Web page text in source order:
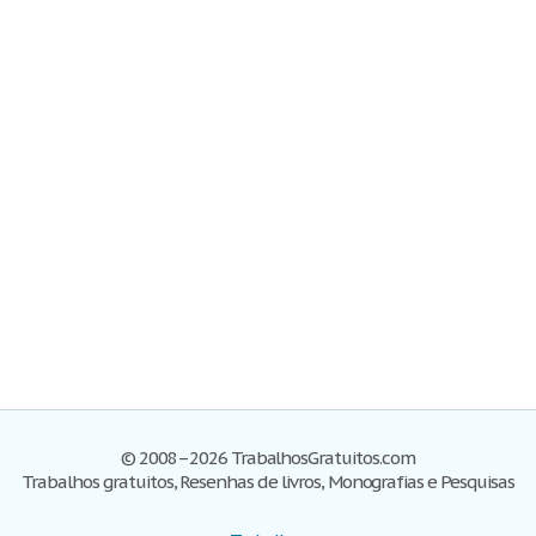
© 2008–2026 TrabalhosGratuitos.com
Trabalhos gratuitos, Resenhas de livros, Monografias e Pesquisas